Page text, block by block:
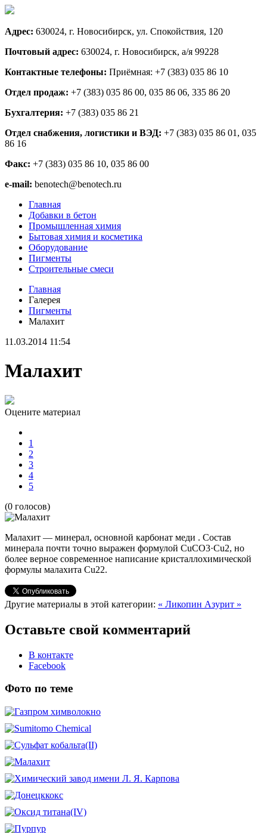
Адрес: 630024, г. Новосибирск, ул. Спокойствия, 120
Почтовый адрес: 630024, г. Новосибирск, а/я 99228
Контактные телефоны: Приёмная: +7 (383) 035 86 10
Отдел продаж: +7 (383) 035 86 00, 035 86 06, 335 86 20
Бухгалтерия: +7 (383) 035 86 21
Отдел снабжения, логистики и ВЭД: +7 (383) 035 86 01, 035
86 16
Факс: +7 (383) 035 86 10, 035 86 00
e-mail: benotech@benotech.ru
Главная
Добавки в бетон
Промышленная химия
Бытовая химия и косметика
Оборудование
Пигменты
Строительные смеси
Главная
Галерея
Пигменты
Малахит
11.03.2014 11:54
Малахит
Оцените материал
1
2
3
4
5
(0 голосов)
Малахит — минерал, основной карбонат меди . Состав
минерала почти точно выражен формулой CuCO3·Cu2, но
более верное современное написание кристаллохимической
формулы малахита Cu22.
Другие материалы в этой категории: « Ликопин Азурит »
Оставьте свой комментарий
В контакте
Facebook
Фото по теме